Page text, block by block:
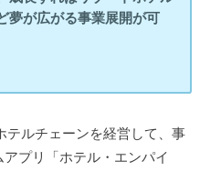
夢が広がる事業展開が可
テルチェーンを経営して、事
プリ「ホテル・エンパイ